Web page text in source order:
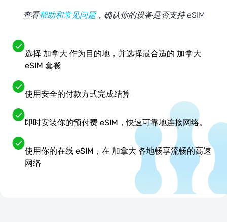
查看帮助和常见问题，确认你的设备是否支持 eSIM
选择 加拿大 作为目的地，并选择最合适的 加拿大
eSIM 套餐
使用安全的付款方式完成结算
即时安装你的预付费 eSIM，快速可靠地连接网络。
使用你的在线 eSIM，在 加拿大 各地畅享流畅的高速
网络